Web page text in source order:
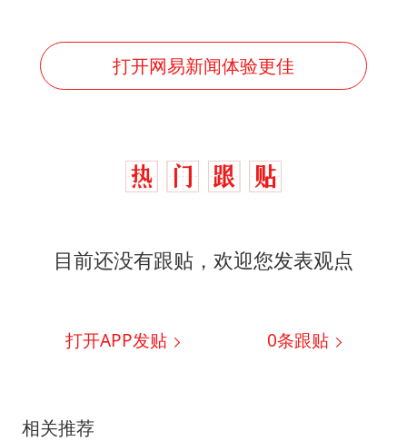
打开网易新闻体验更佳
目前还没有跟贴，欢迎您发表观点
打开APP发贴 0条跟贴
相关推荐